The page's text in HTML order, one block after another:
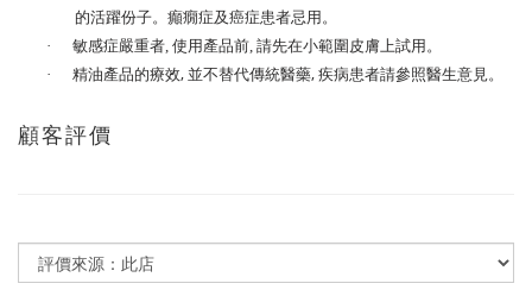
的活躍份子。 癲癇症及癌症患者忌用。
·
敏感症嚴重者, 使用產品前, 請先在小範圍皮膚上試用。
·
精油產品的療效, 並不替代傳統醫藥, 疾病患者請參照醫生意見。
顧客評價